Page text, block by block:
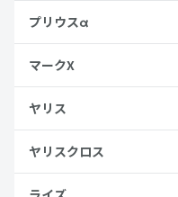
プリウスα
マークX
ヤリス
ヤリスクロス